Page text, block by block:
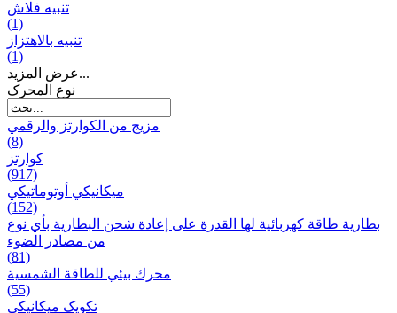
تنبيه فلاش
(1)
تنبيه بالاهتزاز
(1)
عرض المزيد...
نوع المحرک
مزيج من الكوارتز والرقمي
(8)
كوارتز
(917)
ميكانيكي أوتوماتيكي
(152)
بطارية طاقة كهربائية لها القدرة على إعادة شحن البطارية بأي نوع
من مصادر الضوء
(81)
محرك بيئي للطاقة الشمسية
(55)
تکویک ميكانيكي